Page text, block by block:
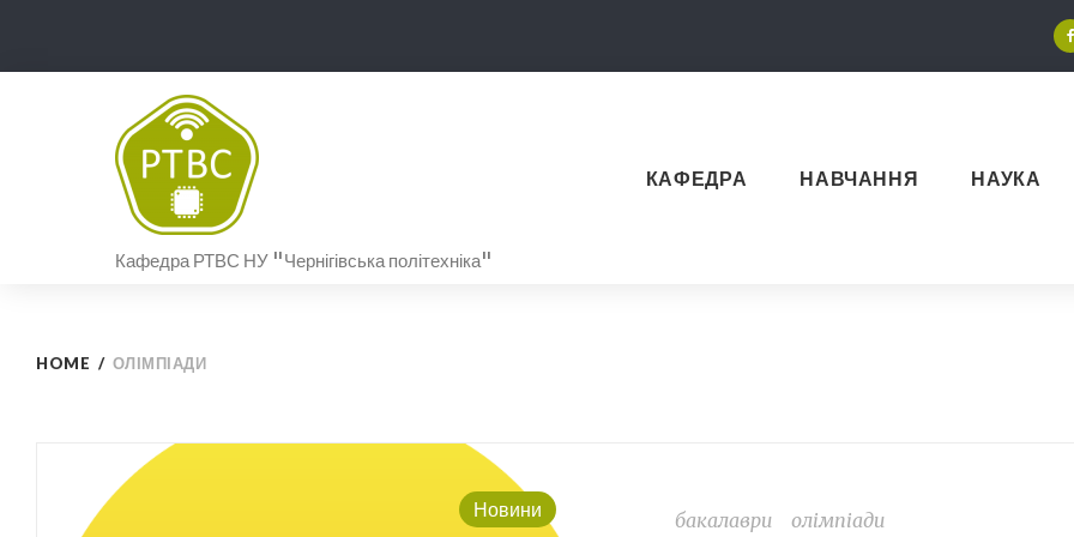
content
Кафедра РТВС НУ "Чернігівська політехніка"
КАФЕДРА НАВЧАННЯ НАУКА
HOME / ОЛІМПІАДИ
Позначка:
Новини бакалаври олімпіади